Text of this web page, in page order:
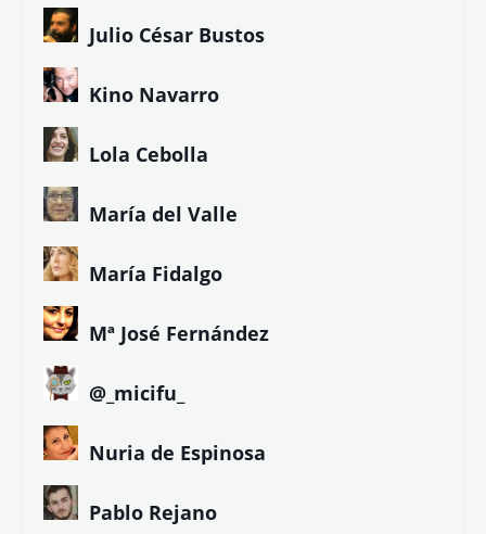
Julio César Bustos
Kino Navarro
Lola Cebolla
María del Valle
María Fidalgo
Mª José Fernández
@_micifu_
Nuria de Espinosa
Pablo Rejano